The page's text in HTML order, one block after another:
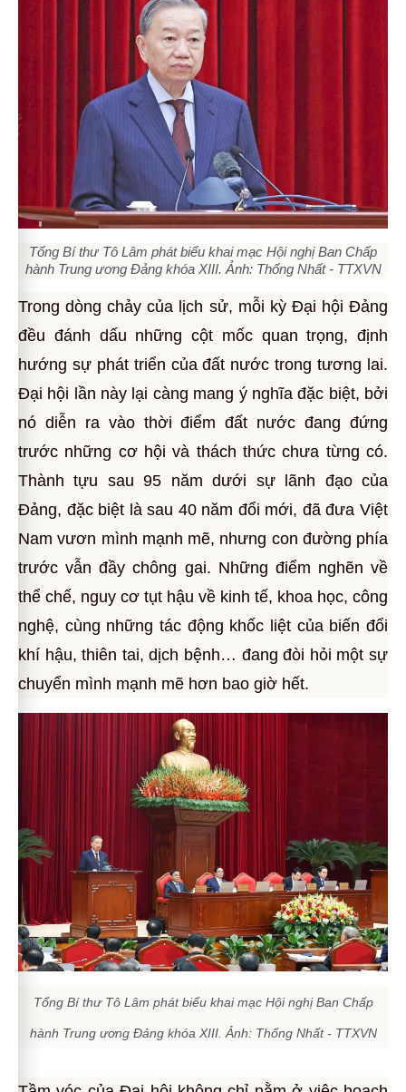
Tổng Bí thư Tô Lâm phát biểu khai mạc Hội nghị Ban Chấp
hành Trung ương Đảng khóa XIII. Ảnh: Thống Nhất - TTXVN
Trong dòng chảy của lịch sử, mỗi kỳ Đại hội Đảng
đều đánh dấu những cột mốc quan trọng, định
hướng sự phát triển của đất nước trong tương lai.
Đại hội lần này lại càng mang ý nghĩa đặc biệt, bởi
nó diễn ra vào thời điểm đất nước đang đứng
trước những cơ hội và thách thức chưa từng có.
Thành tựu sau 95 năm dưới sự lãnh đạo của
Đảng, đặc biệt là sau 40 năm đổi mới, đã đưa Việt
Nam vươn mình mạnh mẽ, nhưng con đường phía
trước vẫn đầy chông gai. Những điểm nghẽn về
thể chế, nguy cơ tụt hậu về kinh tế, khoa học, công
nghệ, cùng những tác động khốc liệt của biến đổi
khí hậu, thiên tai, dịch bệnh… đang đòi hỏi một sự
chuyển mình mạnh mẽ hơn bao giờ hết.
Tổng Bí thư Tô Lâm phát biểu khai mạc Hội nghị Ban Chấp
hành Trung ương Đảng khóa XIII. Ảnh: Thống Nhất - TTXVN